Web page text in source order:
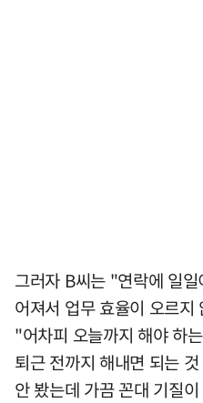
그러자 B씨는 "연락에 일
어져서 업무 효율이 오르
"어차피 오늘까지 해야 하
퇴근 전까지 해내면 되는
안 봤는데 가끔 꼰대 기질